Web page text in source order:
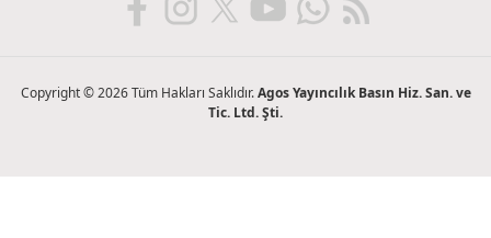
Copyright © 2026 Tüm Hakları Saklıdır.Agos Yayıncılık Basın Hiz. San. ve
Tic. Ltd. Şti.